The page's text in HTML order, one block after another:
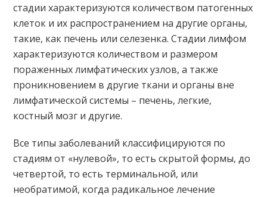
стадии характеризуются количеством патогенных
клеток и их распространением на другие органы,
такие, как печень или селезенка. Стадии лимфом
характеризуются количеством и размером
пораженных лимфатических узлов, а также
проникновением в другие ткани и органы вне
лимфатической системы – печень, легкие,
костный мозг и другие.
Все типы заболеваний классифицируются по
стадиям от «нулевой», то есть скрытой формы, до
четвертой, то есть терминальной, или
необратимой, когда радикальное лечение